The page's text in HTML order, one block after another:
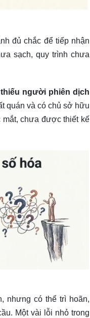
đủ chắc để tiếp nhận
sạch, quy trình chưa
người phiên dịch
quán và có chủ sở hữu
chưa được thiết kế
nhưng có thể trì hoãn,
Một vài lỗi nhỏ trong